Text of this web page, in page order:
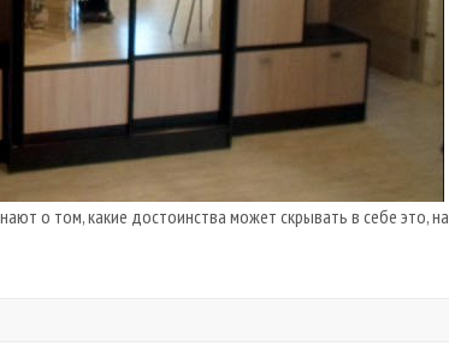
о том, какие достоинства может скрывать в себе это, на